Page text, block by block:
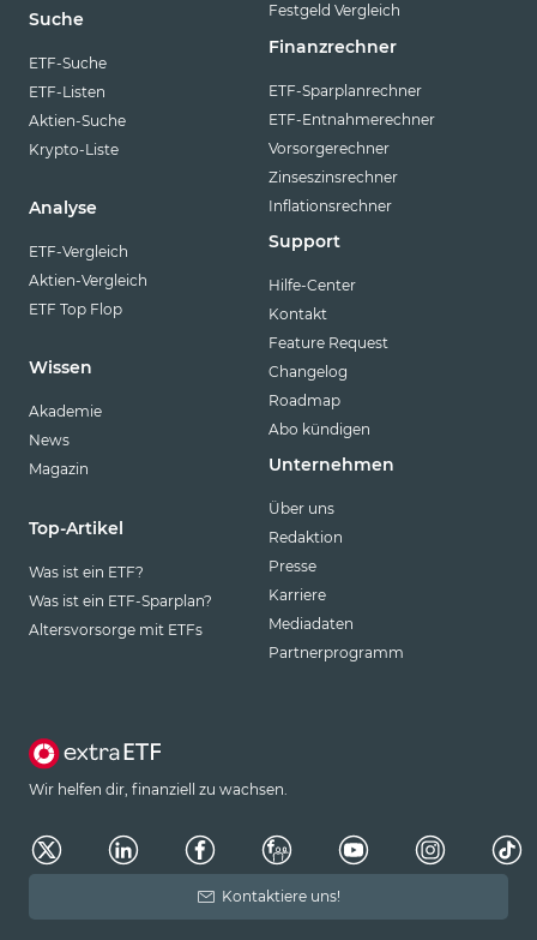
Suche
ETF-Suche
ETF-Listen
Aktien-Suche
Krypto-Liste
Analyse
ETF-Vergleich
Aktien-Vergleich
ETF Top Flop
Wissen
Akademie
News
Magazin
Top-Artikel
Was ist ein ETF?
Was ist ein ETF-Sparplan?
Altersvorsorge mit ETFs
Festgeld Vergleich
Finanzrechner
ETF-Sparplanrechner
ETF-Entnahmerechner
Vorsorgerechner
Zinseszinsrechner
Inflationsrechner
Support
Hilfe-Center
Kontakt
Feature Request
Changelog
Roadmap
Abo kündigen
Unternehmen
Über uns
Redaktion
Presse
Karriere
Mediadaten
Partnerprogramm
Wir helfen dir, finanziell zu wachsen.
Kontaktiere uns!